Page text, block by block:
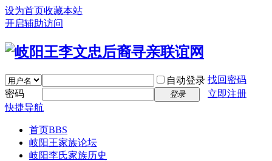
设为首页收藏本站
开启辅助访问
自动登录 找回密码
密码
登录
立即注册
快捷导航
首页BBS
岐阳王家族论坛
岐阳李氏家族历史